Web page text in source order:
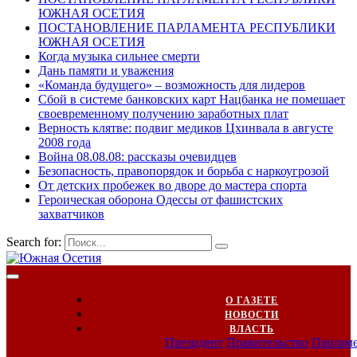
ЮЖНАЯ ОСЕТИЯ
ПОСТАНОВЛЕНИЕ ПАРЛАМЕНТА РЕСПУБЛИКИ
ЮЖНАЯ ОСЕТИЯ
Когда музыка сильнее смерти
Дань памяти и уважения
«Команда будущего» – возможность для лидеров
Сбой в системе банковских карт Нацбанка не помешает
своевременному получению заработных плат
Верность клятве: подвиг медиков Цхинвала в августе
2008 года
Война 08.08.08: рассказы очевидцев
Безопасность, правопорядок и борьба с наркоугрозой
От детских пробежек во дворе до мастера спорта
Героическая оборона Одессы от фашистских
захватчиков
Search for:
О ГАЗЕТЕ
НОВОСТИ
ВЛАСТЬ
Президент Правительство